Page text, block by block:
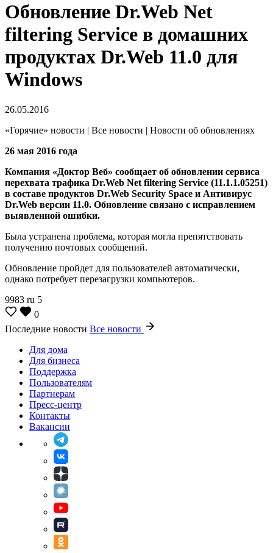
Обновление Dr.Web Net
filtering Service в домашних
продуктах Dr.Web 11.0 для
Windows
26.05.2016
«Горячие» новости | Все новости | Новости об обновлениях
26 мая 2016 года
Компания «Доктор Веб» сообщает об обновлении сервиса
перехвата трафика Dr.Web Net filtering Service (11.1.1.05251)
в составе продуктов Dr.Web Security Space и Антивирус
Dr.Web версии 11.0. Обновление связано с исправлением
выявленной ошибки.
Была устранена проблема, которая могла препятствовать
получению почтовых сообщений.
Обновление пройдет для пользователей автоматически,
однако потребует перезагрузки компьютеров.
9983 ru 5
0
Последние новости Все новости
Для дома
Для бизнеса
Поддержка
Пользователям
Партнерам
Пресс-центр
Контакты
Вакансии